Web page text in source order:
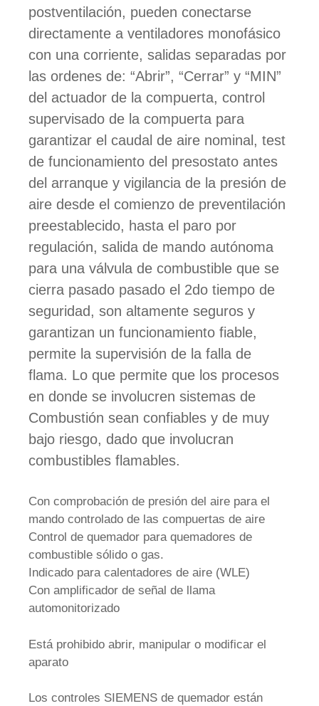
postventilación, pueden conectarse
directamente a ventiladores monofásico
con una corriente, salidas separadas por
las ordenes de: “Abrir”, “Cerrar” y “MIN”
del actuador de la compuerta, control
supervisado de la compuerta para
garantizar el caudal de aire nominal, test
de funcionamiento del presostato antes
del arranque y vigilancia de la presión de
aire desde el comienzo de preventilación
preestablecido, hasta el paro por
regulación, salida de mando autónoma
para una válvula de combustible que se
cierra pasado pasado el 2do tiempo de
seguridad, son altamente seguros y
garantizan un funcionamiento fiable,
permite la supervisión de la falla de
flama. Lo que permite que los procesos
en donde se involucren sistemas de
Combustión sean confiables y de muy
bajo riesgo, dado que involucran
combustibles flamables.
Con comprobación de presión del aire para el
mando controlado de las compuertas de aire
Control de quemador para quemadores de
combustible sólido o gas.
Indicado para calentadores de aire (WLE)
Con amplificador de señal de llama
automonitorizado
Está prohibido abrir, manipular o modificar el
aparato
Los controles SIEMENS de quemador están